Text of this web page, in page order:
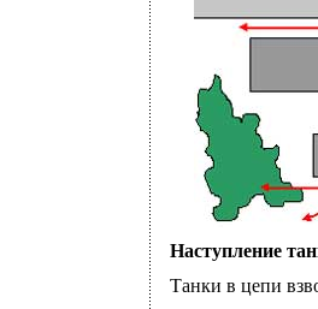
Наступление
Танки в цепи